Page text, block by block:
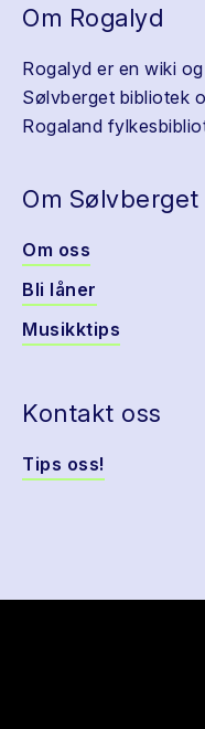
Om Rogalyd
Rogalyd er en wiki
Sølvberget bibliotek
Rogaland
Om Sølvberget
Om oss
Bli låner
Musikktips
Kontakt oss
Tips oss!